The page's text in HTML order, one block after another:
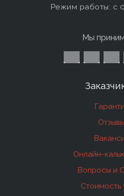
Режим работы: c
Мы
Отзывы
Онлайн-
Вопросы и
Стоимость